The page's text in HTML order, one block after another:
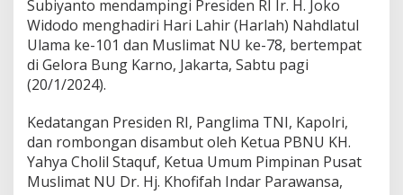
Subiyanto mendampingi Presiden RI Ir. H. Joko
Widodo menghadiri Hari Lahir (Harlah) Nahdlatul
Ulama ke-101 dan Muslimat NU ke-78, bertempat
di Gelora Bung Karno, Jakarta, Sabtu pagi
(20/1/2024).
Kedatangan Presiden RI, Panglima TNI, Kapolri,
dan rombongan disambut oleh Ketua PBNU KH.
Yahya Cholil Staquf, Ketua Umum Pimpinan Pusat
Muslimat NU Dr. Hj. Khofifah Indar Parawansa,